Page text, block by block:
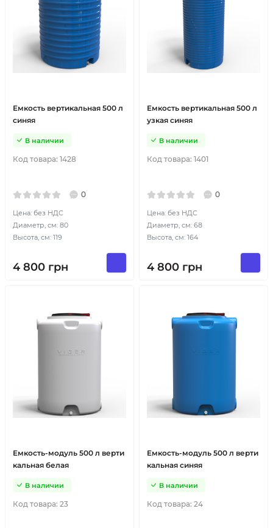
Емкость вертикальная 500 л
синяя
Код товара: 1428
В наличии
0
Цена: без НДС
Диаметр, см: 80
Высота, см: 119
4 800 грн
Емкость вертикальная 500 л
узкая синяя
Код товара: 1401
В наличии
0
Цена: без НДС
Диаметр, см: 68
Высота, см: 164
4 800 грн
Емкость-модуль 500 л верти
кальная белая
Код товара: 23
В наличии
Емкость-модуль 500 л верти
кальная синяя
Код товара: 24
В наличии